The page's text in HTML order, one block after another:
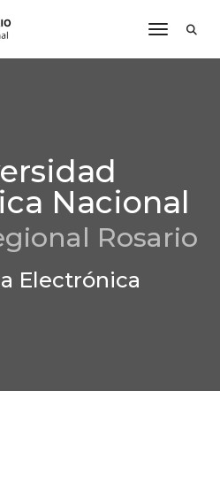
toggle
Nacional
Rosario
Electrónica